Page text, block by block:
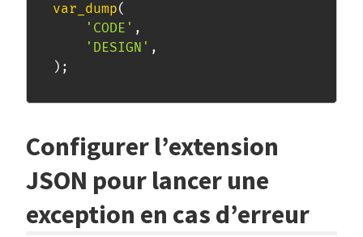
var_dump(
'CODE' ,
'DESIGN' ,
) ;
Configurer l’extension
JSON pour lancer une
exception en cas d’erreur